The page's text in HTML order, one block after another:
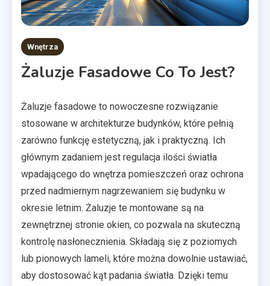
Wnętrza
Żaluzje Fasadowe Co To Jest?
Żaluzje fasadowe to nowoczesne rozwiązanie
stosowane w architekturze budynków, które pełnią
zarówno funkcję estetyczną, jak i praktyczną. Ich
głównym zadaniem jest regulacja ilości światła
wpadającego do wnętrza pomieszczeń oraz ochrona
przed nadmiernym nagrzewaniem się budynku w
okresie letnim. Żaluzje te montowane są na
zewnętrznej stronie okien, co pozwala na skuteczną
kontrolę nasłonecznienia. Składają się z poziomych
lub pionowych lameli, które można dowolnie ustawiać,
aby dostosować kąt padania światła. Dzięki temu